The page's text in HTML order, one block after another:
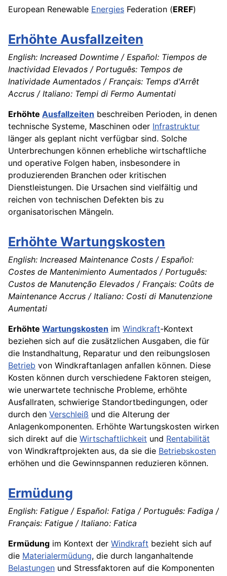
European Renewable Energies Federation (EREF)
Erhöhte Ausfallzeiten
English: Increased Downtime / Español: Tiempos de
Inactividad Elevados / Português: Tempos de
Inatividade Aumentados / Français: Temps d'Arrêt
Accrus / Italiano: Tempi di Fermo Aumentati
Erhöhte Ausfallzeiten beschreiben Perioden, in denen
technische Systeme, Maschinen oder Infrastruktur
länger als geplant nicht verfügbar sind. Solche
Unterbrechungen können erhebliche wirtschaftliche
und operative Folgen haben, insbesondere in
produzierenden Branchen oder kritischen
Dienstleistungen. Die Ursachen sind vielfältig und
reichen von technischen Defekten bis zu
organisatorischen Mängeln.
Erhöhte Wartungskosten
English: Increased Maintenance Costs / Español:
Costes de Mantenimiento Aumentados / Português:
Custos de Manutenção Elevados / Français: Coûts de
Maintenance Accrus / Italiano: Costi di Manutenzione
Aumentati
Erhöhte Wartungskosten im Windkraft-Kontext
beziehen sich auf die zusätzlichen Ausgaben, die für
die Instandhaltung, Reparatur und den reibungslosen
Betrieb von Windkraftanlagen anfallen können. Diese
Kosten können durch verschiedene Faktoren steigen,
wie unerwartete technische Probleme, erhöhte
Ausfallraten, schwierige Standortbedingungen, oder
durch den Verschleiß und die Alterung der
Anlagenkomponenten. Erhöhte Wartungskosten wirken
sich direkt auf die Wirtschaftlichkeit und Rentabilität
von Windkraftprojekten aus, da sie die Betriebskosten
erhöhen und die Gewinnspannen reduzieren können.
Ermüdung
English: Fatigue / Español: Fatiga / Português: Fadiga /
Français: Fatigue / Italiano: Fatica
Ermüdung im Kontext der Windkraft bezieht sich auf
die Materialermüdung, die durch langanhaltende
Belastungen und Stressfaktoren auf die Komponenten